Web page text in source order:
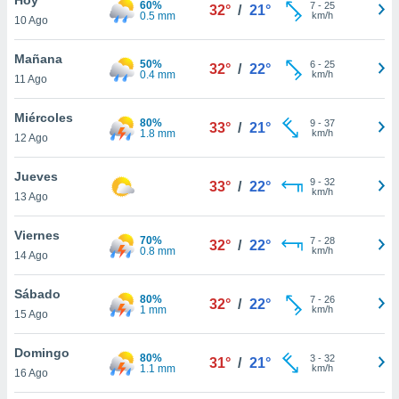
y
en
más
de
cookies
10 Ago
60%
0.5 mm
32° / 21° 7- 25
km/h
Mañana
11 Ago
50%
0.4 mm
32° / 22° 6- 25
km/h
Miércoles
12 Ago
80%
1.8 mm
33° / 21° 9- 37
km/h
Jueves
13 Ago
33° / 22° 9- 32
km/h
Viernes
14 Ago
70%
0.8 mm
32° / 22° 7- 28
km/h
Sábado
15 Ago
80%
1 mm
32° / 22° 7- 26
km/h
Domingo
16 Ago
80%
1.1 mm
31° / 21° 3- 32
km/h